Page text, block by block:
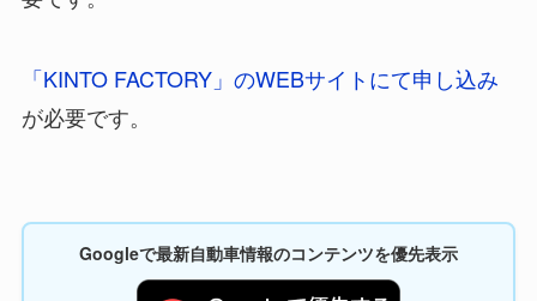
「KINTO FACTORY」のWEBサイトにて申し込み
が必要です。
Googleで最新自動車情報のコンテンツを優先表示